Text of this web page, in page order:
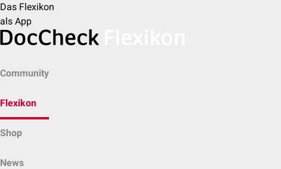
Das Flexikon
als App
Community
Flexikon
Shop
News